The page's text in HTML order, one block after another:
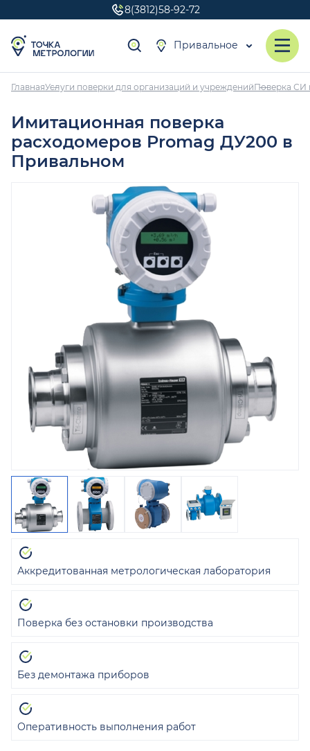
8(3812)58-92-72
Привальное
ГлавнаяУслуги поверки для организаций и учрежденийПоверка СИ
Имитационная поверка
расходомеров Promag ДУ200 в
Привальном
Аккредитованная метрологическая лаборатория
Поверка без остановки производства
Без демонтажа приборов
Оперативность выполнения работ